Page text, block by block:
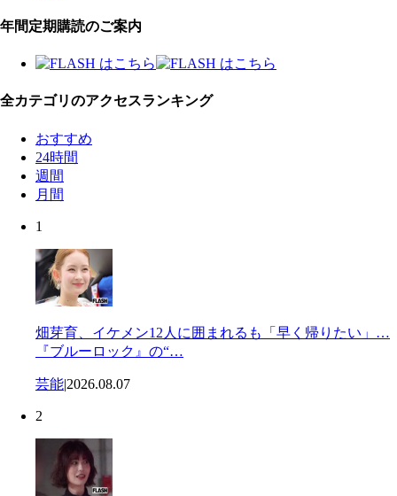
年間定期購読のご案内
全カテゴリのアクセスランキング
おすすめ
24時間
週間
月間
1
畑芽育、イケメン12人に囲まれるも「早く帰りたい」…
『ブルーロック』の“…
芸能|2026.08.07
2